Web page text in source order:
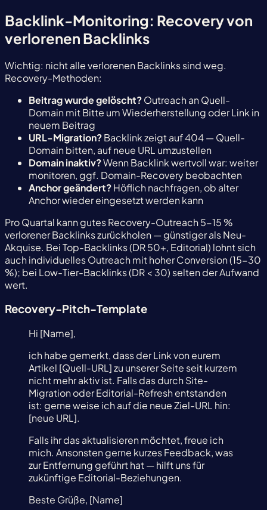
Backlink-Monitoring: Recovery von
verlorenen Backlinks
Wichtig: nicht alle verlorenen Backlinks sind weg.
Recovery-Methoden:
Beitrag wurde gelöscht?Outreach an Quell-
Domain mit Bitte um Wiederherstellung oder Link in
neuem Beitrag
URL-Migration?Backlink zeigt auf 404 — Quell-
Domain bitten, auf neue URL umzustellen
Domain inaktiv?Wenn Backlink wertvoll war: weiter
monitoren, ggf. Domain-Recovery beobachten
Anchor geändert?Höflich nachfragen, ob alter
Anchor wieder eingesetzt werden kann
Pro Quartal kann gutes Recovery-Outreach 5-15 %
verlorener Backlinks zurückholen — günstiger als Neu-
Akquise. Bei Top-Backlinks (DR 50+, Editorial) lohnt sich
auch individuelles Outreach mit hoher Conversion (15-30
%); bei Low-Tier-Backlinks (DR < 30) selten der Aufwand
wert.
Recovery-Pitch-Template
Hi [Name],
ich habe gemerkt, dass der Link von eurem
Artikel [Quell-URL] zu unserer Seite seit kurzem
nicht mehr aktiv ist. Falls das durch Site-
Migration oder Editorial-Refresh entstanden
ist: gerne weise ich auf die neue Ziel-URL hin:
[neue URL].
Falls ihr das aktualisieren möchtet, freue ich
mich. Ansonsten gerne kurzes Feedback, was
zur Entfernung geführt hat — hilft uns für
zukünftige Editorial-Beziehungen.
Beste Grüße, [Name]